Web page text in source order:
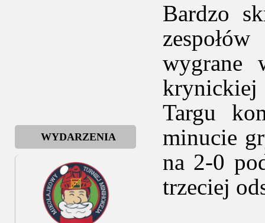
WYDARZENIA
Bardzo
wygrane
krynickiej
Targu
minucie
na 2-0
trzeciej